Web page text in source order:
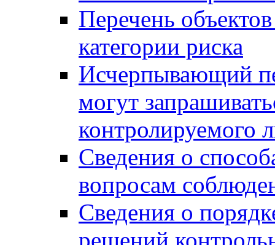
Перечень
категории риска
Исчерпывающий
могут
контролируемого
Сведения о
вопросам
Сведения о